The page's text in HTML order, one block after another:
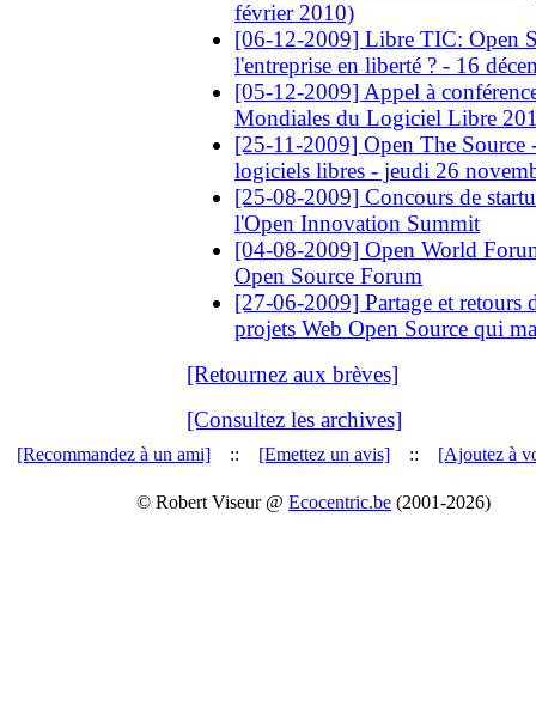
février 2010)
[06-12-2009] Libre TIC: Open
l'entreprise en liberté ? - 16
[05-12-2009] Appel à
Mondiales du Logiciel Libre
[25-11-2009] Open The Source
logiciels libres - jeudi 26
[25-08-2009] Concours de
l'Open Innovation Summit
[04-08-2009] Open World
Open Source Forum
[27-06-2009] Partage et retours
projets Web Open Source qui
[Retournez aux brèves]
[Consultez les archives]
[Recommandez à un ami] :: [Emettez un avis] :: [Ajoutez à
© Robert Viseur @ Ecocentric.be (2001-2026)